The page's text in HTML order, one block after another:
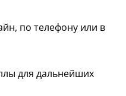
по телефону или в
для дальнейших